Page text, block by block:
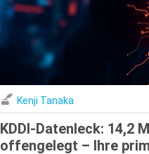
Kenji Tanaka
KDDI-Datenleck: 14,2
offengelegt – Ihre